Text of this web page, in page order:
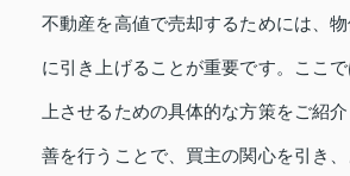
不動産を高値で売却するためには、
に引き上げることが重要です。ここ
上させるための具体的な方策をご紹
善を行うことで、買主の関心を引き